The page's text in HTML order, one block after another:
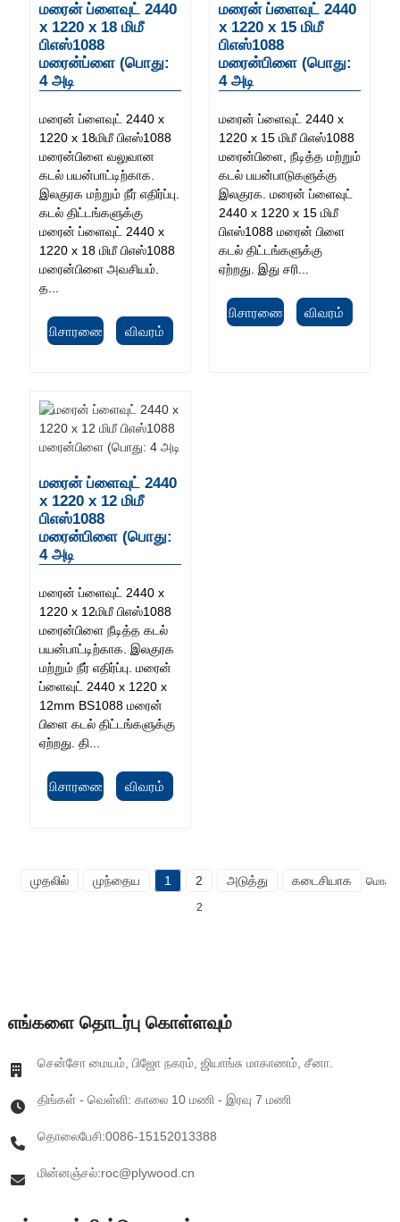
மரைன் ப்ளைவுட் 2440
x 1220 x 18 மிமீ
பிஎஸ்1088
மரைன்ப்ளை (பொது:
4 அடி
மரைன் ப்ளைவுட் 2440 x
1220 x 18மிமீ பிஎஸ்1088
மரைன்பிளை வலுவான
கடல் பயன்பாட்டிற்காக.
இலகுரக மற்றும் நீர் எதிர்ப்பு.
கடல் திட்டங்களுக்கு
மரைன் ப்ளைவுட் 2440 x
1220 x 18 மிமீ பிஎஸ்1088
மரைன்பிளை அவசியம்.
த...
விசாரணை விவரம்
மரைன் ப்ளைவுட் 2440
x 1220 x 15 மிமீ
பிஎஸ்1088
மரைன்பிளை (பொது:
4 அடி
மரைன் ப்ளைவுட் 2440 x
1220 x 15 மிமீ பிஎஸ்1088
மரைன்பிளை, நீடித்த மற்றும்
கடல் பயன்பாடுகளுக்கு
இலகுரக. மரைன் ப்ளைவுட்
2440 x 1220 x 15 மிமீ
பிஎஸ்1088 மரைன் பிளை
கடல் திட்டங்களுக்கு
ஏற்றது. இது சரி...
விசாரணை விவரம்
மரைன் ப்ளைவுட் 2440
x 1220 x 12 மிமீ
பிஎஸ்1088
மரைன்பிளை (பொது:
4 அடி
மரைன் ப்ளைவுட் 2440 x
1220 x 12மிமீ பிஎஸ்1088
மரைன்பிளை நீடித்த கடல்
பயன்பாட்டிற்காக. இலகுரக
மற்றும் நீர் எதிர்ப்பு. மரைன்
ப்ளைவுட் 2440 x 1220 x
12mm BS1088 மரைன்
பிளை கடல் திட்டங்களுக்கு
ஏற்றது. தி...
விசாரணை விவரம்
முதலில் முந்தைய 1 2 அடுத்து கடைசியாக
2
எங்களை தொடர்பு கொள்ளவும்
சென்சோ மையம், பிஜோ நகரம், ஜியாங்சு மாகாணம், சீனா.
திங்கள் - வெள்ளி: காலை 10 மணி - இரவு 7 மணி
தொலைபேசி:0086-15152013388
மின்னஞ்சல்:roc@plywood.cn